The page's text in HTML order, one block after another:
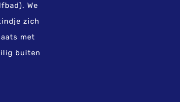
We
zich
met
buiten